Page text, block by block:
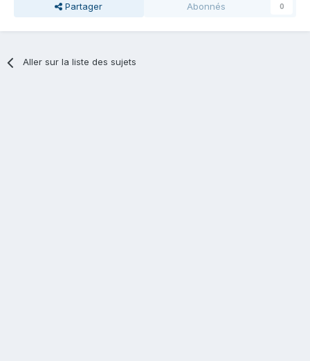
Partager Abonnés 0
Aller sur la liste des sujets